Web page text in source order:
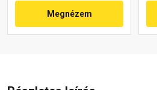
Megnézem